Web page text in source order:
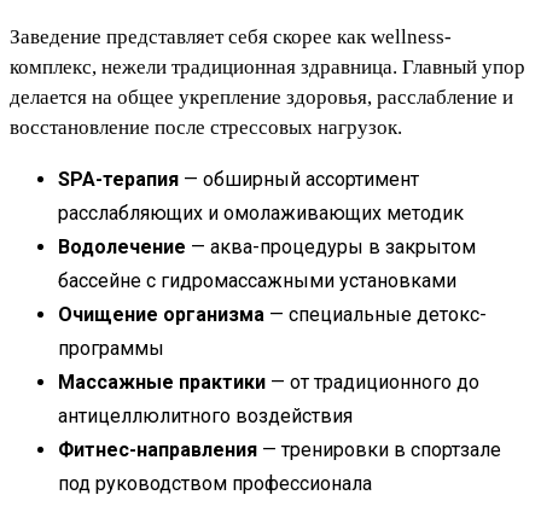
Заведение представляет себя скорее как wellness-
комплекс, нежели традиционная здравница. Главный упор
делается на общее укрепление здоровья, расслабление и
восстановление после стрессовых нагрузок.
SPA-терапия — обширный ассортимент
расслабляющих и омолаживающих методик
Водолечение — аква-процедуры в закрытом
бассейне с гидромассажными установками
Очищение организма — специальные детокс-
программы
Массажные практики — от традиционного до
антицеллюлитного воздействия
Фитнес-направления — тренировки в спортзале
под руководством профессионала